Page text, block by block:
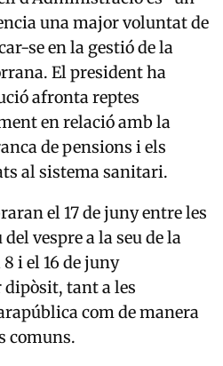
una major voluntat de
se en la gestió de la
El president ha
afronta reptes
en relació amb la
de pensions i els
al sistema sanitari.
el 17 de juny entre les
vespre a la seu de la
i el 16 de juny
dipòsit, tant a les
com de manera
comuns.